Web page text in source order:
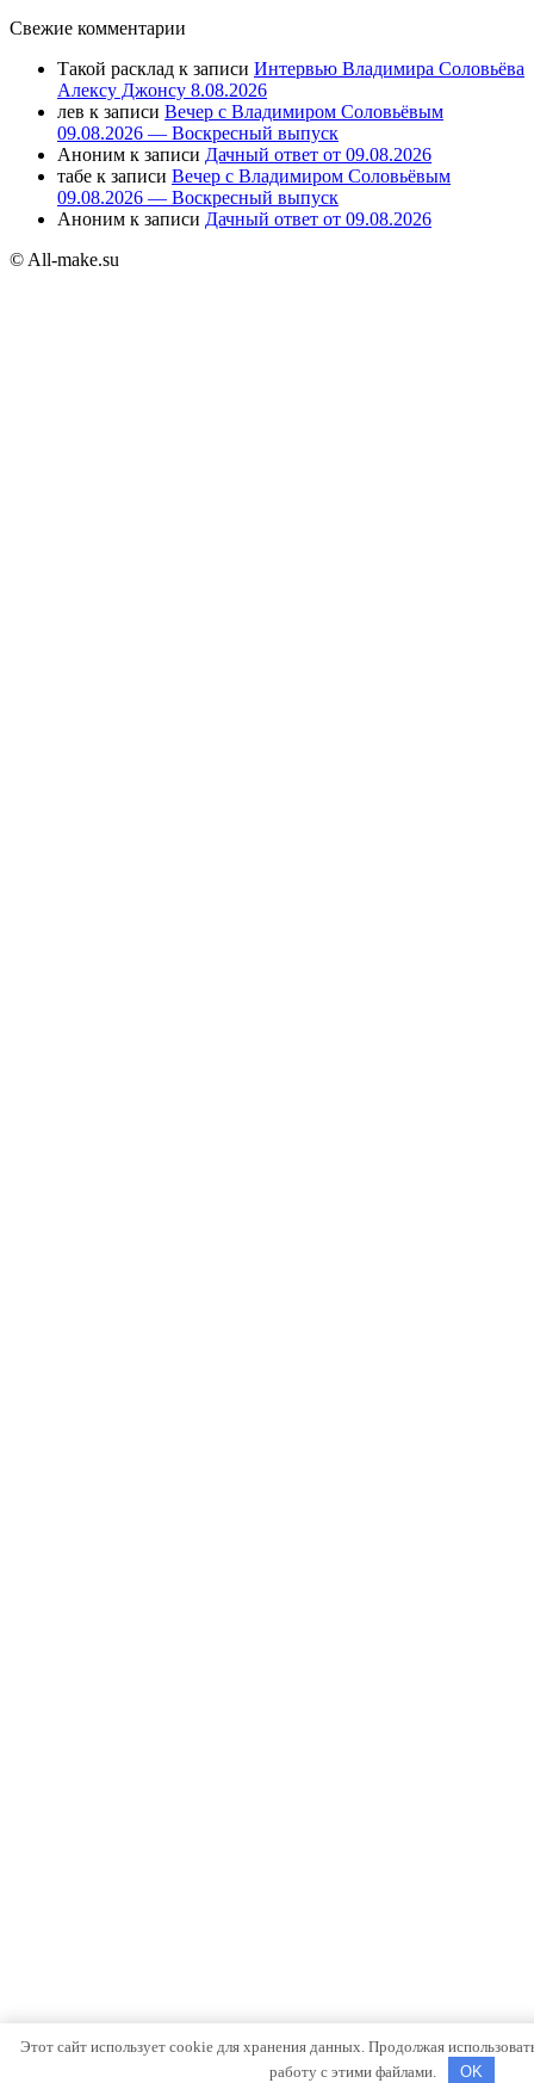
Свежие комментарии
Такой расклад к записи Интервью Владимира Соловьёва
Алексу Джонсу 8.08.2026
лев к записи Вечер с Владимиром Соловьёвым
09.08.2026 — Воскресный выпуск
Аноним к записи Дачный ответ от 09.08.2026
табе к записи Вечер с Владимиром Соловьёвым
09.08.2026 — Воскресный выпуск
Аноним к записи Дачный ответ от 09.08.2026
© All-make.su
Этот сайт использует cookie для хранения данных. Продолжая
работу с этими файлами.
OK